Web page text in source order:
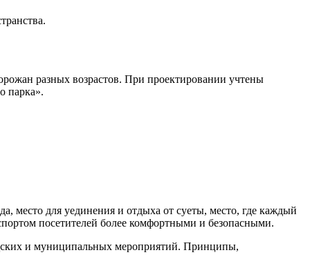
разных возрастов. При проектировании учтены
парка».
место для уединения и отдыха от суеты, место, где каждый
посетителей более комфортными и безопасными.
и муниципальных мероприятий. Принципы,